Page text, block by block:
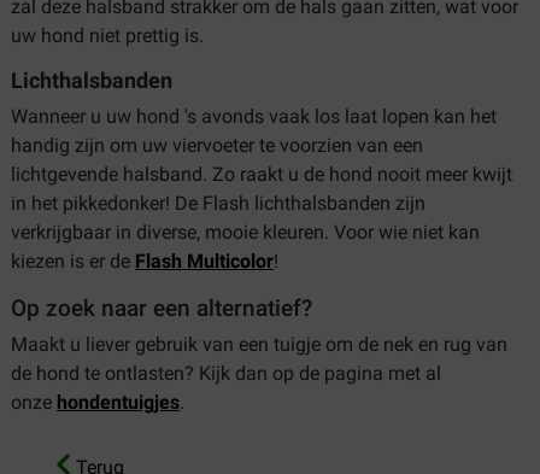
zal deze halsband strakker om de hals gaan zitten, wat voor
uw hond niet prettig is.
Lichthalsbanden
Wanneer u uw hond 's avonds vaak los laat lopen kan het
handig zijn om uw viervoeter te voorzien van een
lichtgevende halsband. Zo raakt u de hond nooit meer kwijt
in het pikkedonker! De Flash lichthalsbanden zijn
verkrijgbaar in diverse, mooie kleuren. Voor wie niet kan
kiezen is er de Flash Multicolor!
Op zoek naar een alternatief?
Maakt u liever gebruik van een tuigje om de nek en rug van
de hond te ontlasten? Kijk dan op de pagina met al
onze hondentuigjes.
Terug